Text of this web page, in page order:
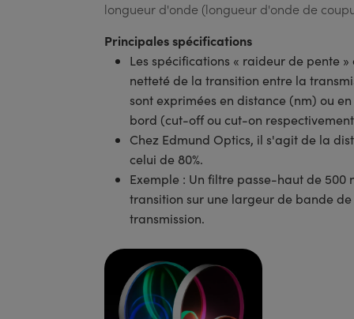
longueur d'onde (longueur d'onde de
Principales spécifications
Les spécifications « raideur de pente
netteté de la transition entre la
sont exprimées en distance (nm) ou
bord (cut-off ou cut-on
Chez Edmund Optics, il s'agit de la
celui de 80%.
Exemple : Un filtre passe-haut de 500
transition sur une largeur de bande de
transmission.